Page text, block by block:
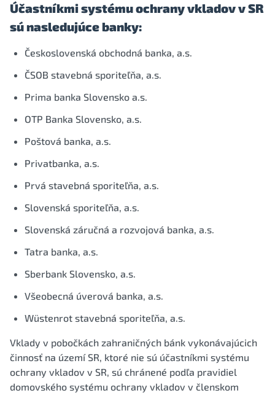
Účastníkmi systému ochrany vkladov v SR
sú nasledujúce banky:
Československá obchodná banka, a.s.
ČSOB stavebná sporiteľňa, a.s.
Prima banka Slovensko a.s.
OTP Banka Slovensko, a.s.
Poštová banka, a.s.
Privatbanka, a.s.
Prvá stavebná sporiteľňa, a.s.
Slovenská sporiteľňa, a.s.
Slovenská záručná a rozvojová banka, a.s.
Tatra banka, a.s.
Sberbank Slovensko, a.s.
Všeobecná úverová banka, a.s.
Wüstenrot stavebná sporiteľňa, a.s.
Vklady v pobočkách zahraničných bánk vykonávajúcich
činnosť na území SR, ktoré nie sú účastníkmi systému
ochrany vkladov v SR, sú chránené podľa pravidiel
domovského systému ochrany vkladov v členskom